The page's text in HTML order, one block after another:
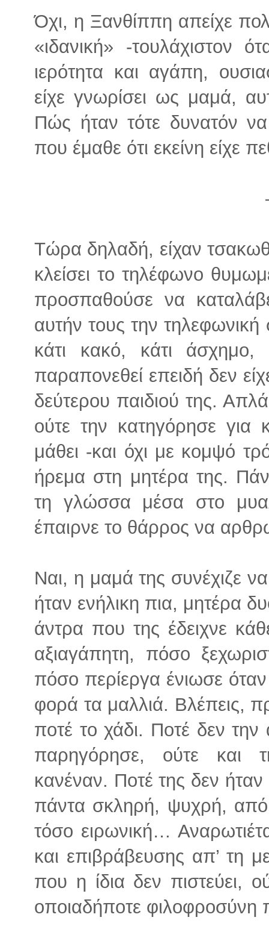
Όχι, η Ξανθίππη απείχε
«ιδανική» -τουλάχιστον
ιερότητα και αγάπη,
είχε γνωρίσει ως μαμά,
Πώς ήταν τότε δυνατόν
που έμαθε ότι εκείνη είχε
Τώρα δηλαδή, είχαν
κλείσει το τηλέφωνο
προσπαθούσε να
αυτήν τους την τηλεφωνική
κάτι κακό, κάτι
παραπονεθεί επειδή δεν
δεύτερου παιδιού της.
ούτε την κατηγόρησε για
μάθει -και όχι με κομψό
ήρεμα στη μητέρα της.
τη γλώσσα μέσα στο
έπαιρνε το θάρρος να
Ναι, η μαμά της συνέχιζε
ήταν ενήλικη πια, μητέρα
άντρα που της έδειχνε
αξιαγάπητη, πόσο
πόσο περίεργα ένιωσε
φορά τα μαλλιά. Βλέπεις,
ποτέ το χάδι. Ποτέ δεν
παρηγόρησε, ούτε και
κανέναν. Ποτέ της δεν ήταν
πάντα σκληρή, ψυχρή,
τόσο ειρωνική…
και επιβράβευσης απ’ τη
που η ίδια δεν πιστεύει,
οποιαδήποτε φιλοφροσύνη